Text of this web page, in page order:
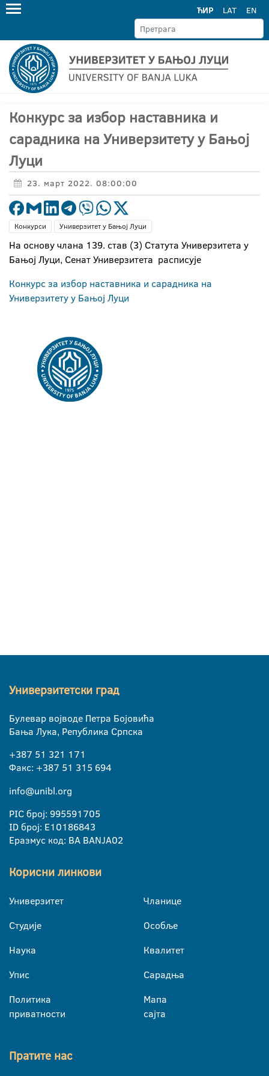
ЋИР LAT EN
Конкурс за избор наставника и
сарадника на Универзитету у Бањој
Луци
23. март 2022. 08:00:00
Конкурси Универзитет у Бањој Луци
На основу члана 139. став (3) Статута Универзитета у
Бањој Луци, Сенат Универзитета расписује
Конкурс за избор наставника и сарадника на
Универзитету у Бањој Луци
Универзитетски град
Булевар војводе Петра Бојовића
Бања Лука, Република Српска
+387 51 321 171
Факс: +387 51 315 694
info@unibl.org
PIC број: 995591705
ID број: E10186843
Еразмус код: BA BANJA02
Корисни линкови
Универзитет
Студије
Наука
Упис
Политика
приватности
Чланице
Особље
Квалитет
Сарадња
Мапа
сајта
Пратите нас